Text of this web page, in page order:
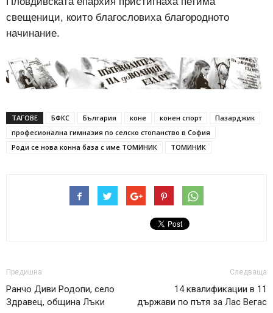
свещеници, които благословиха благородното
начинание.
ТАГОВЕ БФКС България коне конен спорт
Пазарджик
професионална гимназия по селско стопанство в София
Роди се нова конна база с име ТОМИНИК
ТОМИНИК
Предишна
Ранчо Диви Родопи, село
Здравец, община Лъки
Следваща
14 квалификации в 11
държави по пътя за Лас Вегас